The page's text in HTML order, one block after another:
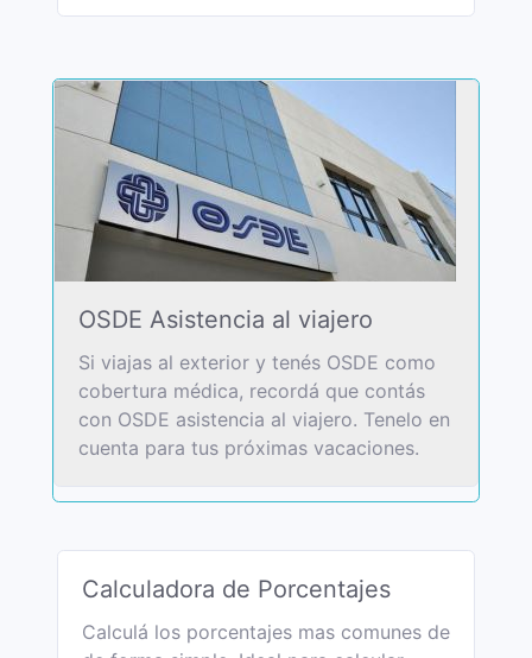
OSDE Asistencia al viajero
Si viajas al exterior y tenés OSDE como
cobertura médica, recordá que contás
con OSDE asistencia al viajero. Tenelo en
cuenta para tus próximas vacaciones.
Calculadora de Porcentajes
Calculá los porcentajes mas comunes de